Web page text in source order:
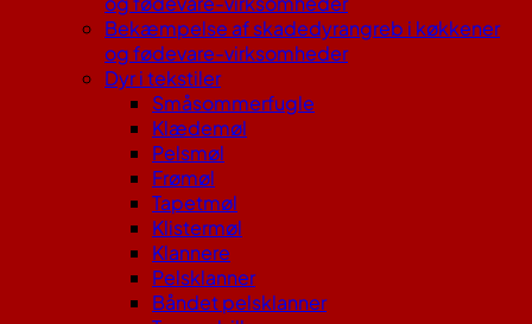
Bekæmpelse af skadedyrangreb i køkkener
og fødevare-virksomheder
Dyr i tekstiler
Småsommerfugle
Klædemøl
Pelsmøl
Frømøl
Tapetmøl
Klistermøl
Klannere
Pelsklanner
Båndet pelsklanner